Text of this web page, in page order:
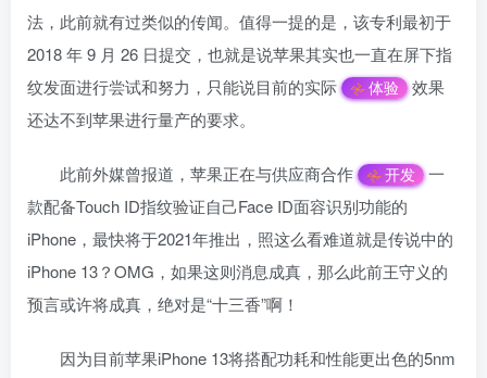
法，此前就有过类似的传闻。值得一提的是，该专利最初于
2018 年 9 月 26 日提交，也就是说苹果其实也一直在屏下指
纹发面进行尝试和努力，只能说目前的实际
体验
效果
还达不到苹果进行量产的要求。
此前外媒曾报道，苹果正在与供应商合作 开发
一
款配备Touch ID指纹验证自己Face ID面容识别功能的
iPhone，最快将于2021年推出，照这么看难道就是传说中的
iPhone 13？OMG，如果这则消息成真，那么此前王守义的
预言或许将成真，绝对是“十三香”啊！
因为目前苹果iPhone 13将搭配功耗和性能更出色的5nm